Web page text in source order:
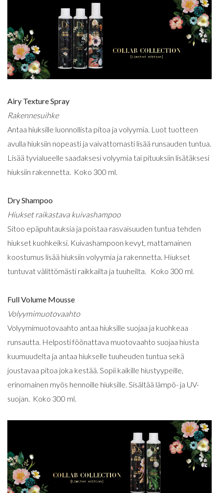
Airy Texture Spray
Rakennesuihke
Antaa hiuksille luonnollista pitoa ja volyymia. Luot tuotteen
avulla hiuksiin nopeasti ja vaivattomasti lisää runsauden tuntua.
Lisää tyvialueelle saadaksesi volyymia tai pituuksiin lisätäksesi
hiuksiin rakennetta. Koko 300 ml.
Dry Shampoo
Hiukset raikastava kuivashampoo
Sitoo epäpuhtauksia ja poistaa rasvaisuuden tuntua tehden
hiukset kuohkeiksi. Kuivashampoon kevyt, mattamainen
koostumus lisää hiuksiin volyymia ja rakennetta. Hiukset
tuntuvat välittömästi raikkailta ja tuuheilta. Koko 300 ml.
Full Volume Mousse
Volyymimuotovaahto
Volyymimuotovaahto antaa hiuksille suojaa ja kuohkeaa
runsautta. Helposti föönattava muotovaahto suojaa hiusta
kuumuudelta ja antaa hiukselle tuuheuden tuntua sekä
joustavaa pitoa joka kestää. Sopii kaikille hiustyypeille,
erinomainen myös hennoille hiuksille. Sisältää lämpö- ja UV-
suojan. Koko 300 ml.